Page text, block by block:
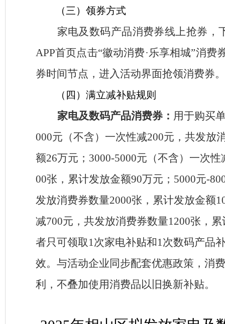
（三）领券方式
家电及 数码产品消费券线上抢券 ，
APP首页点击“徽动消费·乐享相城”消费
券时间节点，进入活动界面抢领消费券。
（四）满立减补贴规则
家电及数码产品消费券： 用于购买
000元（不含）一次性减200元，共发放
额26万元； 3000-5000元（不含）一次性
00张，累计发放金额90万元； 5000元-
发放消费券数量2000张，累计发放金额
减700元，共发放消费券数量1200张，累
者只可领取 1次家电补贴和1次数码产品
效。与活动企业同步配套优惠政策，消
利，不叠加使用消费品以旧换新补贴。